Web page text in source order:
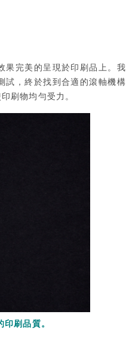
果完美的呈現於印刷品上。我
試，終於找到合適的滾軸機構
刷物均勻受力。
刷品質。